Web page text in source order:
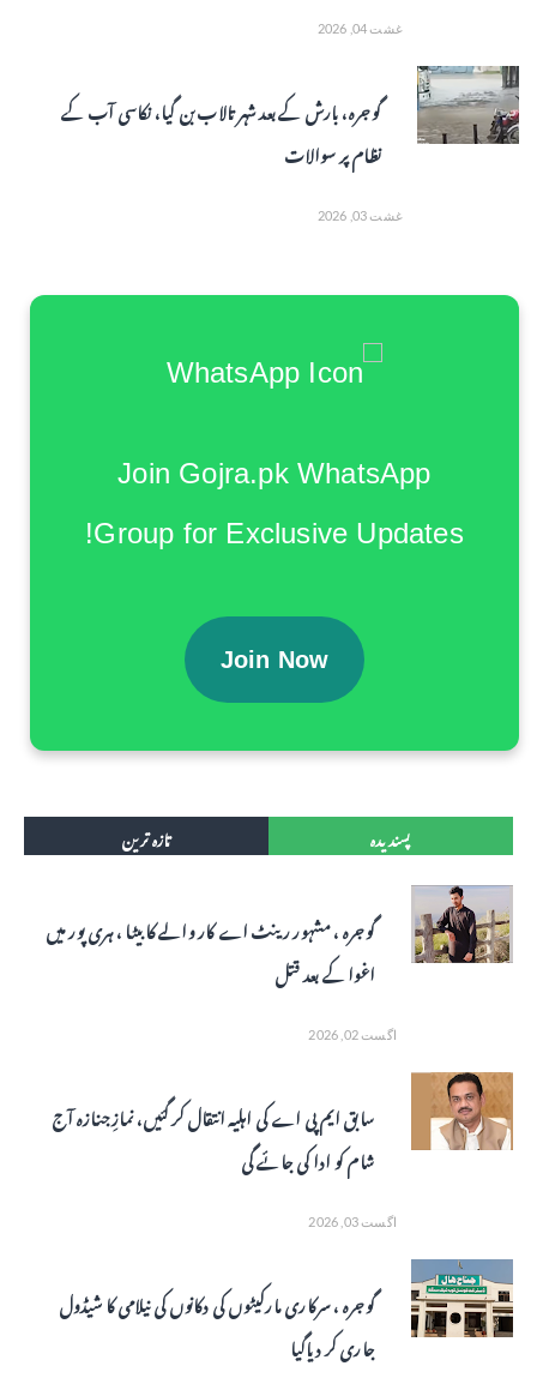
غشت 04, 2026
گوجرہ، بارش کے بعد شہر تالاب بن گیا، نکاسی آب کے
نظام پر سوالات
غشت 03, 2026
Join Gojra.pk WhatsApp
Group for Exclusive Updates!
Join Now
پسندیدہ تازہ ترین
گوجرہ ، مشہور رینٹ اے کار والے کا بیٹا ، ہری پور میں
اغوا کے بعد قتل
اگست 02, 2026
سابق ایم پی اے کی اہلیہ انتقال کر گئیں، نمازِ جنازہ آج
شام کو ادا کی جائے گی
اگست 03, 2026
گوجرہ ، سرکاری مارکیٹوں کی دکانوں کی نیلامی کا شیڈول
جاری کر دیاگیا